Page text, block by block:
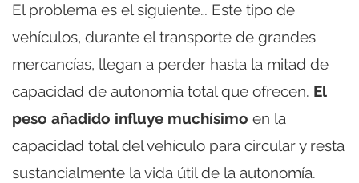
El problema es el siguiente… Este tipo de
vehículos, durante el transporte de grandes
mercancías, llegan a perder hasta la mitad de
capacidad de autonomía total que ofrecen. El
peso añadido influye muchísimo en la
capacidad total del vehículo para circular y resta
sustancialmente la vida útil de la autonomía.